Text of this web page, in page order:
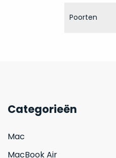
Poorten
Categorieën
Mac
MacBook Air